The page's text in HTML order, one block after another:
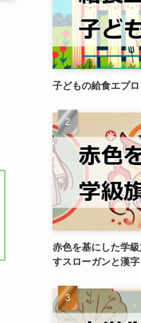
子どもの給食エプ
赤色を基にした学
すスローガンと漢字